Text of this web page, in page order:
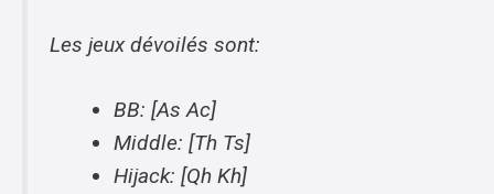
Les jeux dévoilés sont:
BB: [As Ac]
Middle: [Th Ts]
Hijack: [Qh Kh]